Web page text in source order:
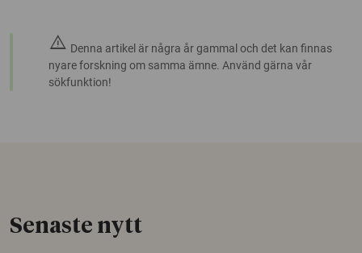
warning Denna artikel är några år gammal och det kan finnas
nyare forskning om samma ämne. Använd gärna vår
sökfunktion!
Senaste nytt